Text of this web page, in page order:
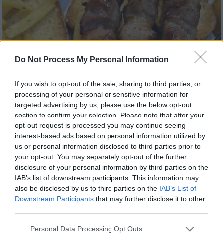
Do Not Process My Personal Information
If you wish to opt-out of the sale, sharing to third parties, or
processing of your personal or sensitive information for
targeted advertising by us, please use the below opt-out
section to confirm your selection. Please note that after your
opt-out request is processed you may continue seeing
interest-based ads based on personal information utilized by
us or personal information disclosed to third parties prior to
your opt-out. You may separately opt-out of the further
disclosure of your personal information by third parties on the
IAB’s list of downstream participants. This information may
also be disclosed by us to third parties on the IAB’s List of
Downstream Participants that may further disclose it to other
Please note that this website/app uses one or more Google
Personal Data Processing Opt Outs
Προσθέστε το ΕΘΝΟΣ στη Google
Αν υπήρχε διαγωνισμός για το φθηνότερο
στην Ελλάδα, ίσως να τον κέρδιζε κι αυτό,
αυτό το καλαμάκι-νεούδι στο κέντρο της
πόλης.
Όσοι είμαστε πάνω από 30 ετών, θυμόμαστε